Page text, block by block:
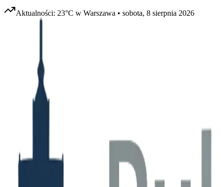
Aktualności: 23°C w Warszawa • sobota, 8 sierpnia 2026